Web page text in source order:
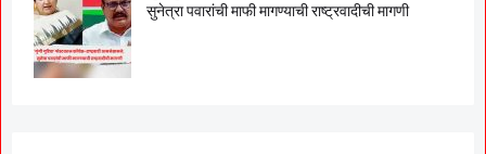
सुनेत्रा पवारांची माफी मागण्याची राष्ट्रवादीची मागणी